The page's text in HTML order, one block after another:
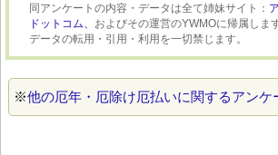
同アンケートの内容・データは全て姉妹サイト：
ドットコム、 およびその運営のYWMOに帰属しま
データの転用・引用・利用を一切禁じます。
※他の厄年・厄除け厄払いに関するアンケ